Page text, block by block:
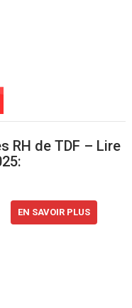
RH de TDF – Lire
EN SAVOIR PLUS